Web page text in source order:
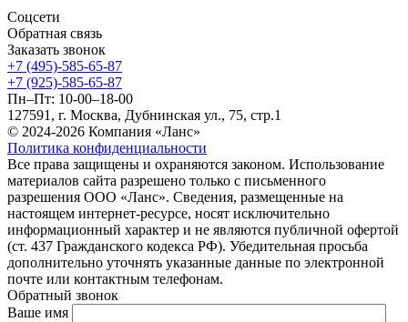
Соцсети
Обратная связь
Заказать звонок
+7 (495)-585-65-87
+7 (925)-585-65-87
Пн–Пт: 10-00–18-00
127591, г. Москва, Дубнинская ул., 75, стр.1
© 2024-2026 Компания «Ланс»
Политика конфиденциальности
Все права защищены и охраняются законом. Использование
материалов сайта разрешено только с письменного
разрешения ООО «Ланс». Сведения, размещенные на
настоящем интернет-ресурсе, носят исключительно
информационный характер и не являются публичной офертой
(ст. 437 Гражданского кодекса РФ). Убедительная просьба
дополнительно уточнять указанные данные по электронной
почте или контактным телефонам.
Обратный звонок
Ваше имя